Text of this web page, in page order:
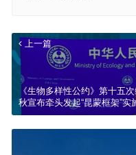
上一篇
《生物多样性公约》第十五
秋宣布牵头发起“昆蒙框架”实